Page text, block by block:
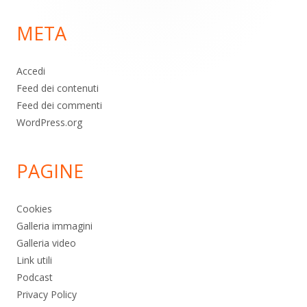
pagina
META
Accedi
Feed dei contenuti
Feed dei commenti
WordPress.org
PAGINE
Cookies
Galleria immagini
Galleria video
Link utili
Podcast
Privacy Policy